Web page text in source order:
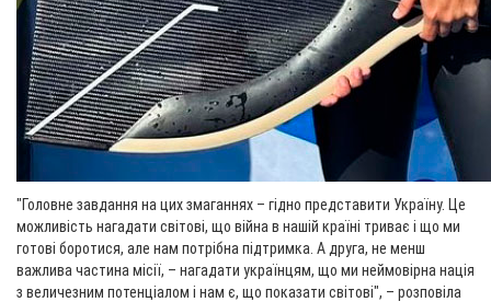
"Головне завдання на цих змаганнях – гідно представити Україну. Це
можливість нагадати світові, що війна в нашій країні триває і що ми
готові боротися, але нам потрібна підтримка. А друга, не менш
важлива частина місії, – нагадати українцям, що ми неймовірна нація
з величезним потенціалом і нам є, що показати світові", – розповіла